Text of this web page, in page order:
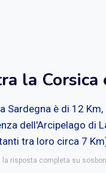
la Corsica
Sardegna è di 12
dell'Arcipelago di
tra loro circa 7
la risposta completa su